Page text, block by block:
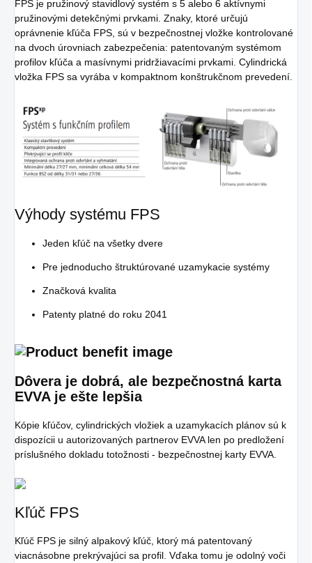
FPS je pružinový stavidlový systém s 5 alebo 6 aktívnymi
pružinovými detekčnými prvkami. Znaky, ktoré určujú
oprávnenie kľúča FPS, sú v bezpečnostnej vložke kontrolované
na dvoch úrovniach zabezpečenia: patentovaným systémom
profilov kľúča a masívnymi pridržiavacími prvkami. Cylindrická
vložka FPS sa vyrába v kompaktnom konštrukčnom prevedení.
Výhody systému FPS
Jeden kľúč na všetky dvere
Pre jednoducho štruktúrované uzamykacie systémy
Značková kvalita
Patenty platné do roku 2041
Dôvera je dobrá, ale bezpečnostná karta
EVVA je ešte lepšia
Kópie kľúčov, cylindrických vložiek a uzamykacích plánov sú k
dispozícii u autorizovaných partnerov EVVA len po predložení
príslušného dokladu totožnosti - bezpečnostnej karty EVVA.
Kľúč FPS
Kľúč FPS je silný alpakový kľúč, ktorý má patentovaný
viacnásobne prekrývajúci sa profil. Vďaka tomu je odolný voči